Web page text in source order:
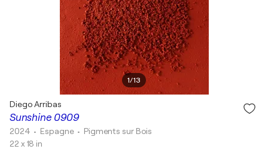
1/13
Sunshine 0909
Diego Arribas
2024 • Espagne • Pigments sur Bois
22 x 18 in